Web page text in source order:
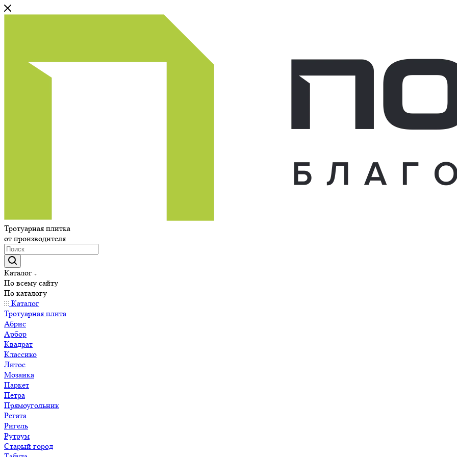
Тротуарная плитка
от производителя
Каталог
По всему сайту
По каталогу
Каталог
Тротуарная плита
Абрис
Арбор
Квадрат
Классико
Литос
Мозаика
Паркет
Петра
Прямоугольник
Регата
Ригель
Рутрум
Старый город